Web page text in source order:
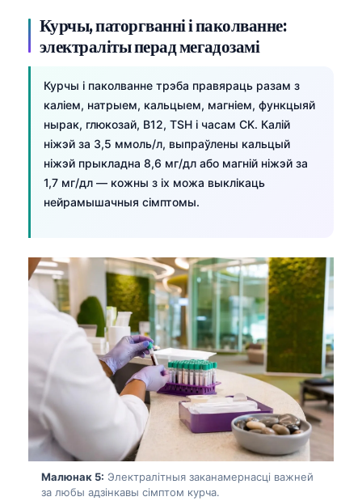
Курчы, паторгванні і паколванне:
электраліты перад мегадозамі
Курчы і паколванне трэба правяраць разам з
каліем, натрыем, кальцыем, магніем, функцыяй
нырак, глюкозай, B12, TSH і часам CK. Калій
ніжэй за 3,5 ммоль/л, выпраўлены кальцый
ніжэй прыкладна 8,6 мг/дл або магній ніжэй за
1,7 мг/дл — кожны з іх можа выклікаць
нейрамышачныя сімптомы.
Малюнак 5: Электралітныя заканамернасці важней
за любы адзінкавы сімптом курча.